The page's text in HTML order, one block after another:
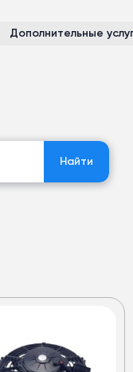
Дополнительные
Найти